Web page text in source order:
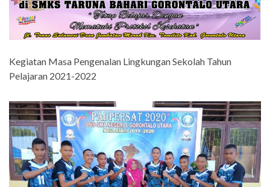
Kegiatan Masa Pengenalan Lingkungan Sekolah Tahun
Pelajaran 2021-2022